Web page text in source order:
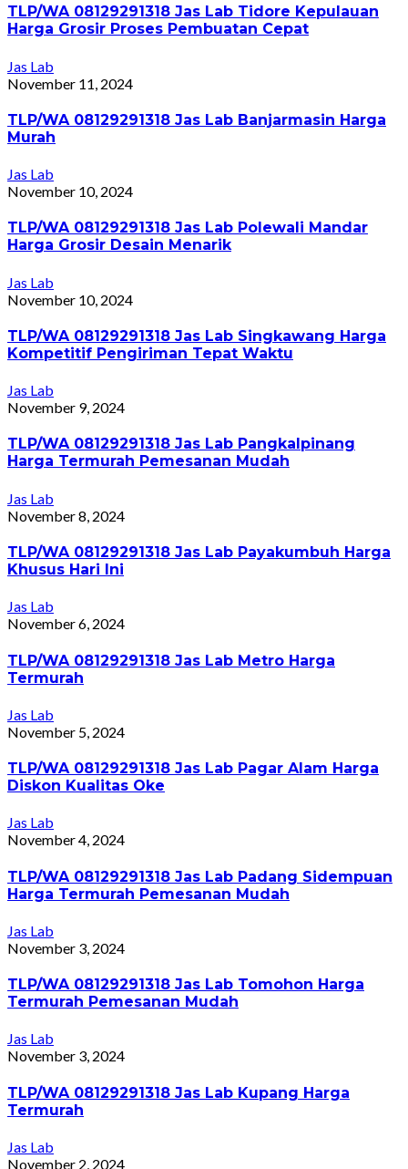
TLP/WA 08129291318 Jas Lab Tidore Kepulauan
Harga Grosir Proses Pembuatan Cepat
Jas Lab
November 11, 2024
TLP/WA 08129291318 Jas Lab Banjarmasin Harga
Murah
Jas Lab
November 10, 2024
TLP/WA 08129291318 Jas Lab Polewali Mandar
Harga Grosir Desain Menarik
Jas Lab
November 10, 2024
TLP/WA 08129291318 Jas Lab Singkawang Harga
Kompetitif Pengiriman Tepat Waktu
Jas Lab
November 9, 2024
TLP/WA 08129291318 Jas Lab Pangkalpinang
Harga Termurah Pemesanan Mudah
Jas Lab
November 8, 2024
TLP/WA 08129291318 Jas Lab Payakumbuh Harga
Khusus Hari Ini
Jas Lab
November 6, 2024
TLP/WA 08129291318 Jas Lab Metro Harga
Termurah
Jas Lab
November 5, 2024
TLP/WA 08129291318 Jas Lab Pagar Alam Harga
Diskon Kualitas Oke
Jas Lab
November 4, 2024
TLP/WA 08129291318 Jas Lab Padang Sidempuan
Harga Termurah Pemesanan Mudah
Jas Lab
November 3, 2024
TLP/WA 08129291318 Jas Lab Tomohon Harga
Termurah Pemesanan Mudah
Jas Lab
November 3, 2024
TLP/WA 08129291318 Jas Lab Kupang Harga
Termurah
Jas Lab
November 2, 2024